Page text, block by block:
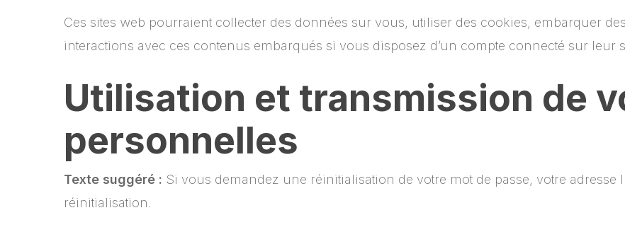
Ces sites web pourraient collecter des données sur vous, utiliser des cookies, embarquer
interactions avec ces contenus embarqués si vous disposez d’un compte connecté sur leur
Utilisation et transmission de
personnelles
Texte suggéré : Si vous demandez une réinitialisation de votre mot de passe, votre adresse
réinitialisation.